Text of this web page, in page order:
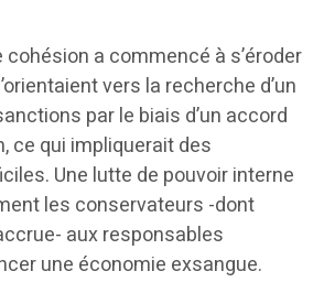
a commencé à s’éroder
vers la recherche d’un
par le biais d’un accord
ce qui impliquerait des
Une lutte de pouvoir interne
les conservateurs -dont
aux responsables
une économie exsangue.